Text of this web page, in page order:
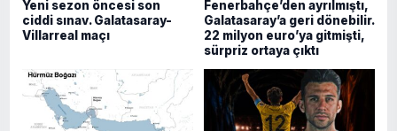
Yeni sezon öncesi son
ciddi sınav. Galatasaray-
Villarreal maçı
Fenerbahçe’den ayrılmıştı,
Galatasaray’a geri dönebilir.
22 milyon euro’ya gitmişti,
sürpriz ortaya çıktı